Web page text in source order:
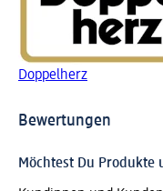
Doppelherz
Bewertungen
Möchtest Du Produkte